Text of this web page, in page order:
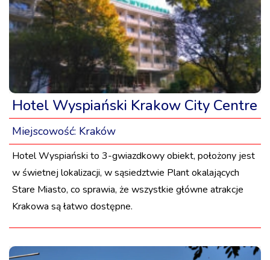
Hotel Wyspiański Krakow City Centre
Miejscowość: Kraków
Hotel Wyspiański to 3-gwiazdkowy obiekt, położony jest
w świetnej lokalizacji, w sąsiedztwie Plant okalających
Stare Miasto, co sprawia, że wszystkie główne atrakcje
Krakowa są łatwo dostępne.